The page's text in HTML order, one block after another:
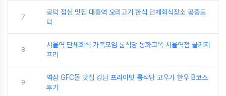
7
공덕 점심 맛집 대흥역 오리고기 한식 단체회식장소 공중도
덕
8
서울역 단체회식 가족모임 룸식당 동화고옥 서울역점 콜키지
프리
9
역삼 GFC몰 맛집 강남 프라이빗 룸식당 고우가 한우 B코스
후기